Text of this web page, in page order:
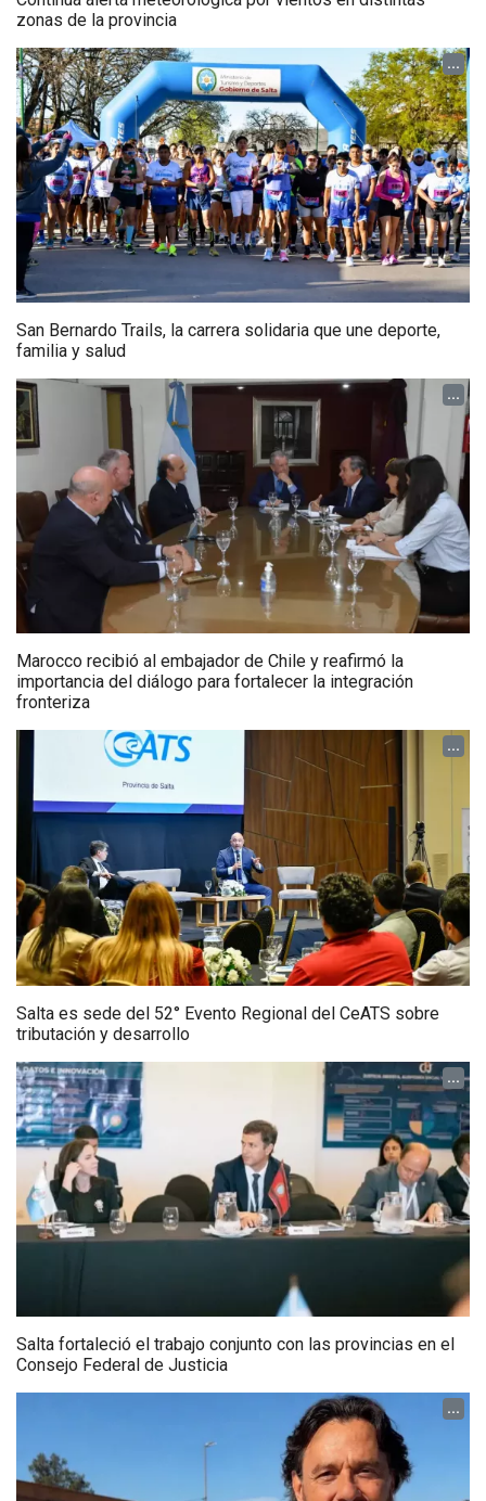
zonas de la provincia
...
San Bernardo Trails, la carrera solidaria que une deporte,
familia y salud
...
Marocco recibió al embajador de Chile y reafirmó la
importancia del diálogo para fortalecer la integración
fronteriza
...
Salta es sede del 52° Evento Regional del CeATS sobre
tributación y desarrollo
...
Salta fortaleció el trabajo conjunto con las provincias en el
Consejo Federal de Justicia
...